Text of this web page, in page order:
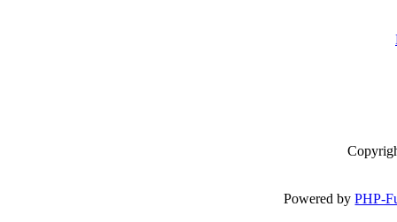
Powered byPHP-